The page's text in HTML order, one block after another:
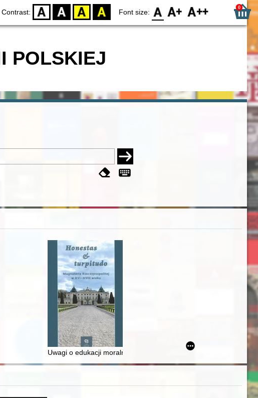
Contrast: D BW YB BY Font size: F0 F1 F2 0
POLSKIEJ
z rodu ŚlązakaUwagi o edukacji moralnej synów szlacheckich w XVI-wiecznej